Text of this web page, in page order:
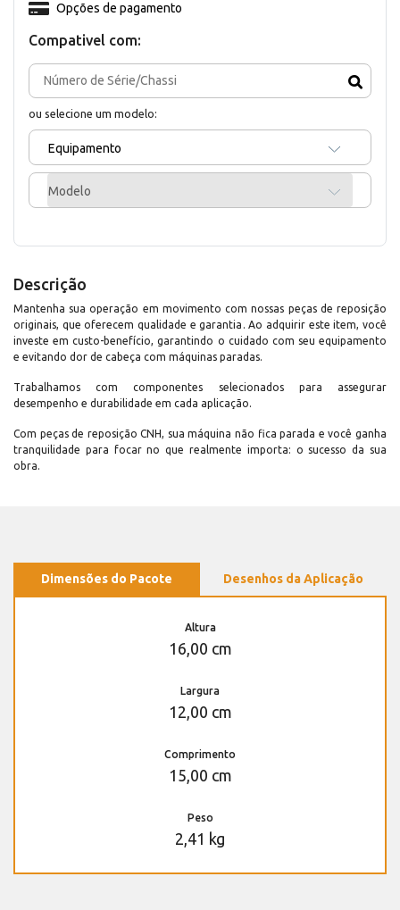
Compativel com:
ou selecione um modelo:
Equipamento
Modelo
Opções de pagamento
Descrição
Mantenha sua operação em movimento com nossas peças de reposição
originais, que oferecem qualidade e garantia. Ao adquirir este item, você
investe em custo-benefício, garantindo o cuidado com seu equipamento
e evitando dor de cabeça com máquinas paradas.
Trabalhamos com componentes selecionados para assegurar
desempenho e durabilidade em cada aplicação.
Com peças de reposição CNH, sua máquina não fica parada e você ganha
tranquilidade para focar no que realmente importa: o sucesso da sua
obra.
Dimensões do Pacote Desenhos da Aplicação
Altura
16,00 cm
Largura
12,00 cm
Comprimento
15,00 cm
Peso
2,41 kg